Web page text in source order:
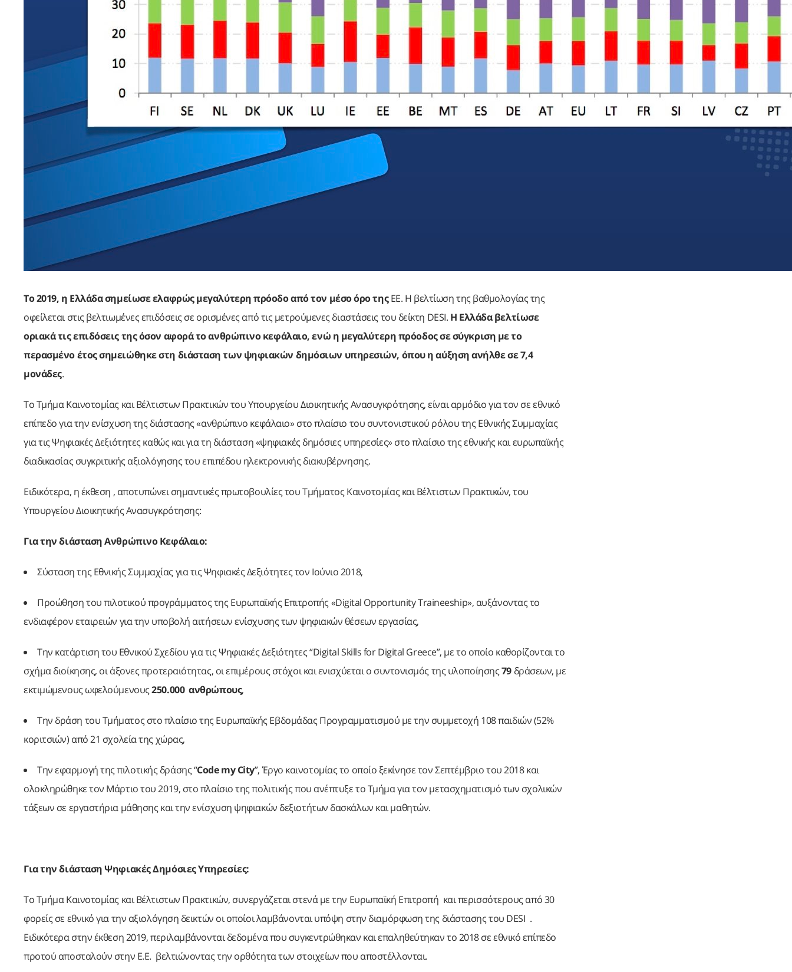
Το 2019, η Ελλάδα σημείωσε ελαφρώς μεγαλύτερη πρόοδο από τον μέσο όρο τηςΕΕ. Η βελτίωση της βαθμολογίας της
οφείλεται στις βελτιωμένες επιδόσεις σε ορισμένες από τις μετρούμενες διαστάσεις του δείκτη DESI. Η Ελλάδα βελτίωσε
οριακά τις επιδόσεις της όσον αφορά το ανθρώπινο κεφάλαιο, ενώ η μεγαλύτερη πρόοδος σε σύγκριση με το
περασμένο έτος σημειώθηκε στη διάσταση των ψηφιακών δημόσιων υπηρεσιών, όπου η αύξηση ανήλθε σε 7,4
μονάδες.
Το Τμήμα Καινοτομίας και Βέλτιστων Πρακτικών του Υπουργείου Διοικητικής Ανασυγκρότησης, είναι αρμόδιο για τον σε εθνικό
επίπεδο για την ενίσχυση της διάστασης «ανθρώπινο κεφάλαιο» στο πλαίσιο του συντονιστικού ρόλου της Εθνικής Συμμαχίας
για τις Ψηφιακές Δεξιότητες καθώς και για τη διάσταση «ψηφιακές δημόσιες υπηρεσίες» στο πλαίσιο της εθνικής και ευρωπαϊκής
διαδικασίας συγκριτικής αξιολόγησης του επιπέδου ηλεκτρονικής διακυβέρνησης.
Ειδικότερα, η έκθεση , αποτυπώνει σημαντικές πρωτοβουλίες του Τμήματος Καινοτομίας και Βέλτιστων Πρακτικών, του
Υπουργείου Διοικητικής Ανασυγκρότησης:
Για την διάσταση Ανθρώπινο Κεφάλαιο:
Σύσταση της Εθνικής Συμμαχίας για τις Ψηφιακές Δεξιότητες τον Ιούνιο 2018,
Προώθηση του πιλοτικού προγράμματος της Ευρωπαϊκής Επιτροπής «Digital Opportunity Traineeship», αυξάνοντας το
ενδιαφέρον εταιρειών για την υποβολή αιτήσεων ενίσχυσης των ψηφιακών θέσεων εργασίας,
Την κατάρτιση του Εθνικού Σχεδίου για τις Ψηφιακές Δεξιότητες “Digital Skills for Digital Greece”, με το οποίο καθορίζονται το
σχήμα διοίκησης, οι άξονες προτεραιότητας, οι επιμέρους στόχοι και ενισχύεται ο συντονισμός της υλοποίησης79 δράσεων, με
εκτιμώμενους ωφελούμενους250.000 ανθρώπους,
Την δράση του Τμήματος στο πλαίσιο της Ευρωπαϊκής Εβδομάδας Προγραμματισμού με την συμμετοχή 108 παιδιών (52%
κοριτσιών) από 21 σχολεία της χώρας,
Την εφαρμογή της πιλοτικής δράσης “Code my City”, Έργο καινοτομίας το οποίο ξεκίνησε τον Σεπτέμβριο του 2018 και
ολοκληρώθηκε τον Μάρτιο του 2019, στο πλαίσιο της πολιτικής που ανέπτυξε το Τμήμα για τον μετασχηματισμό των σχολικών
τάξεων σε εργαστήρια μάθησης και την ενίσχυση ψηφιακών δεξιοτήτων δασκάλων και μαθητών.
Για την διάσταση Ψηφιακές Δημόσιες Υπηρεσίες:
Το Τμήμα Καινοτομίας και Βέλτιστων Πρακτικών, συνεργάζεται στενά με την Ευρωπαϊκή Επιτροπή και περισσότερους από 30
φορείς σε εθνικό για την αξιολόγηση δεικτών οι οποίοι λαμβάνονται υπόψη στην διαμόρφωση της διάστασης του DESI .
Ειδικότερα στην έκθεση 2019, περιλαμβάνονται δεδομένα που συγκεντρώθηκαν και επαληθεύτηκαν το 2018 σε εθνικό επίπεδο
προτού αποσταλούν στην Ε.Ε. βελτιώνοντας την ορθότητα των στοιχείων που αποστέλλονται.